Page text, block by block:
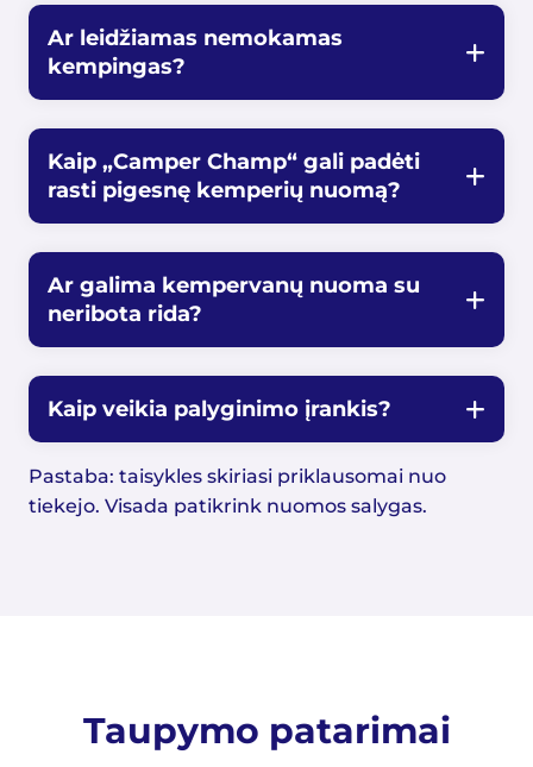
Ar leidžiamas nemokamas
kempingas?
Kaip „Camper Champ“ gali padėti
rasti pigesnę kemperių nuomą?
Ar galima kempervanų nuoma su
neribota rida?
Kaip veikia palyginimo įrankis?
Pastaba: taisykles skiriasi priklausomai nuo
tiekejo. Visada patikrink nuomos salygas.
Taupymo patarimai